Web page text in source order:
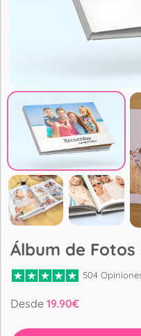
Álbum de Fotos
504
Desde 19.90€